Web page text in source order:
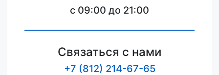
c 09:00 до 21:00
Связаться с нами
+7 (812) 214-67-65